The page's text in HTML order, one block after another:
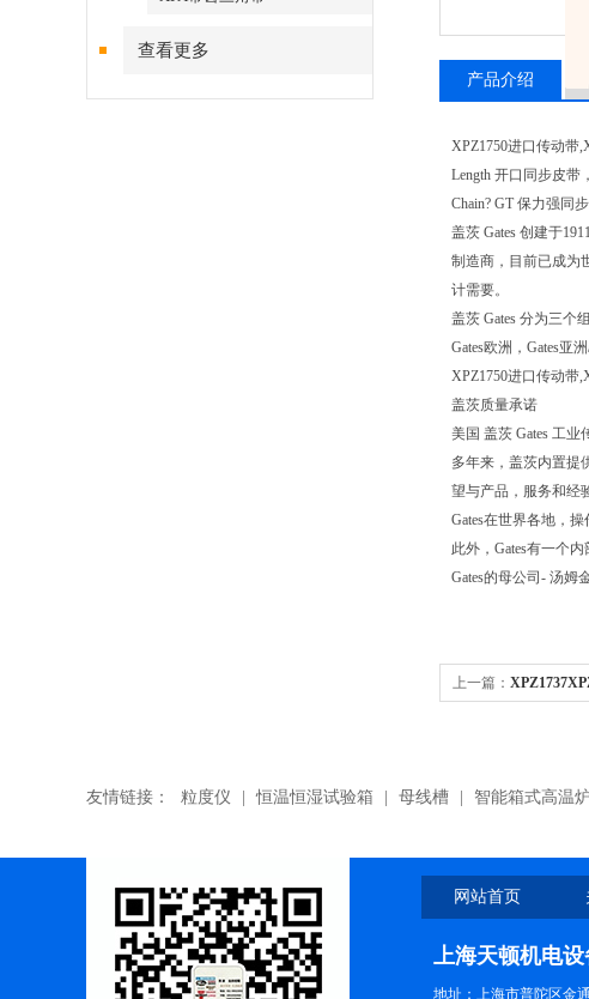
查看更多
产品介绍
XPZ1750进口传动带
Length 开口同步皮带
Chain? GT 保力强同
盖茨 Gates 创建于
制造商，目前已成为
计需要。
盖茨 Gates 分为三个
Gates欧洲，Gates亚
XPZ1750进口传动带
盖茨质量承诺
美国 盖茨 Gates 工业
多年来，盖茨内置提
望与产品，服务和经
Gates在世界各地，
此外，Gates有一个
Gates的母公司- 汤姆
上一篇：
友情链接： 粒度仪 恒温恒湿试验箱 母线槽 智能箱式高温炉
网站首页
上海天顿机电设
地址：上海市普陀区金